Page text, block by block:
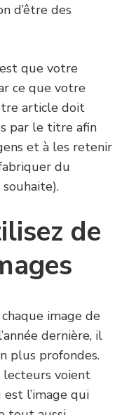
d’être des
que votre
ce que votre
article doit
par le titre afin
et à les retenir
du
de
image de
dernière, il
plus profondes.
lecteurs voient
l’image qui